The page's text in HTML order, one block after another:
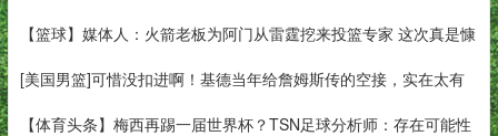
【篮球】媒体人：火箭老板为阿门从雷霆挖来投篮专家 这次真是慷
[美国男篮]可惜没扣进啊！基德当年给詹姆斯传的空接，实在太有
【体育头条】梅西再踢一届世界杯？TSN足球分析师：存在可能性